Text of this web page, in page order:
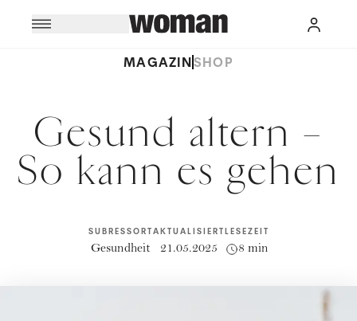
MAGAZINSHOP
Gesund altern –
So kann es gehen
SUBRESSORT
Gesundheit
AKTUALISIERT
21.05.2025
LESEZEIT
8 min